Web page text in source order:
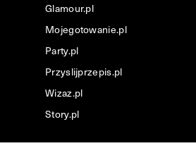
Glamour.pl
Mojegotowanie.pl
Party.pl
Przyslijprzepis.pl
Wizaz.pl
Story.pl